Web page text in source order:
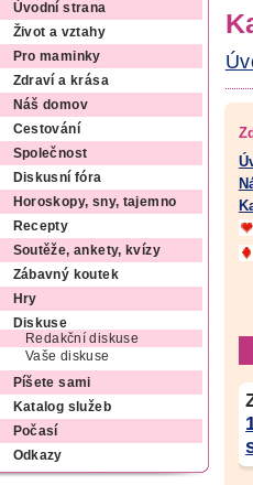
Úvodní strana
Život a vztahy
Pro maminky
Zdraví a krása
Náš domov
Cestování
Společnost
Diskusní fóra
Horoskopy, sny, tajemno
Recepty
Soutěže, ankety, kvízy
Zábavný koutek
Hry
Diskuse
Redakční diskuse
Vaše diskuse
Píšete sami
Katalog služeb
Počasí
Odkazy